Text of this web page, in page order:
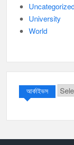
University
World
আর্কাইভস